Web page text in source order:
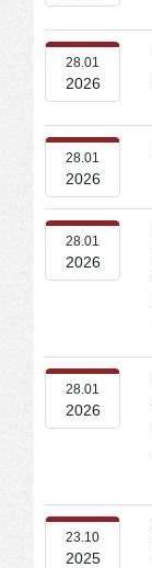
28.01
2026
28.01
2026
28.01
2026
28.01
2026
23.10
2025